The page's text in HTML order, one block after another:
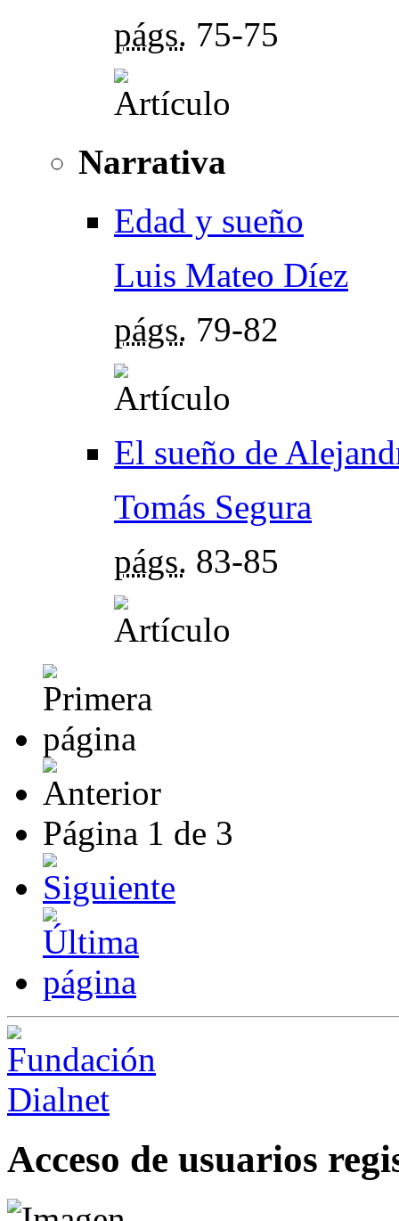
págs. 75-75
Narrativa
Edad y sueño
Luis Mateo Díez
págs. 79-82
El sueño de
Tomás Segura
págs. 83-85
Página 1 de 3
Acceso de usuarios